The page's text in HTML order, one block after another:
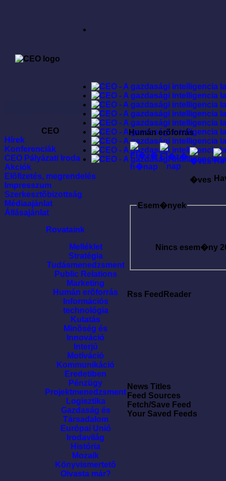
CEO
Hírek
Konferenciák
CEO Pályázati Iroda
Akciók
Elõfizetés, megrendelés
Impresszum
Szerkesztõbizottság
Médiaajánlat
Állásajánlat
Rovataink
Melléklet
Stratégia
Tudásmenedzsment
Public Relations
Marketing
Humán erõforrás
Információs
technológia
Kutatás
Minõség és
Innováció
Interjú
Motíváció
Kommunikáció
Eredetiben
Pénzügy
Projektmenedzsment
Logisztika
Gazdaság és
Társadalom
Európai Unió
Irodavilág
História
Mozaik
Könyvismertetõ
Olvasta már?
Humán erõforrás
�ves
Esem�nyek
Nincs esem�ny
Rss FeedReader
News Titles
Feed Sources
Fetch/Save Feed
Your Saved Feeds